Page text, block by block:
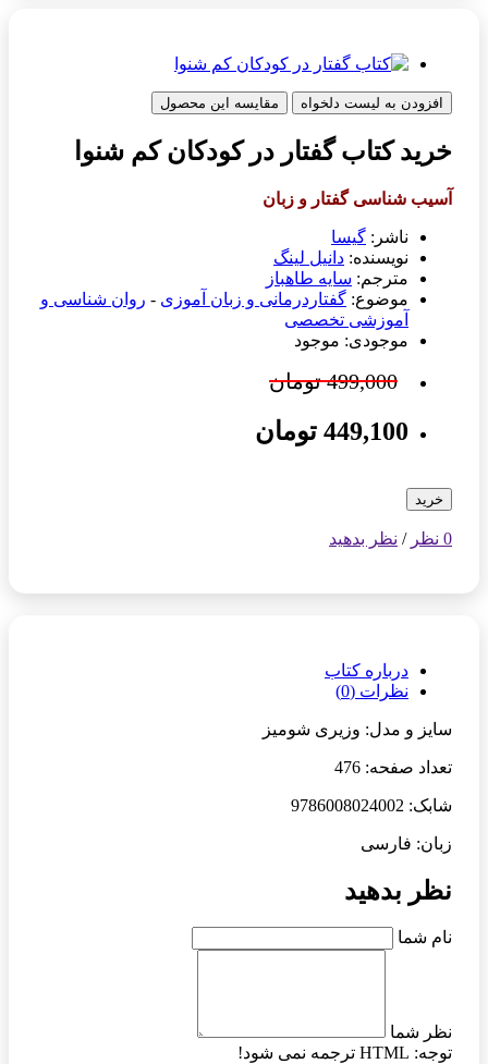
افزودن به لیست دلخواه مقایسه این محصول
خرید کتاب گفتار در کودکان کم شنوا
آسیب شناسی گفتار و زبان
ناشر: گیسا
نویسنده: دانیل لینگ
مترجم: سایه طاهباز
موضوع: گفتاردرمانی و زبان آموزی - روان شناسی و
آموزشی تخصصی
موجودی: موجود
499,000 تومان
449,100 تومان
خرید
0 نظر / نظر بدهید
درباره کتاب
نظرات (0)
سایز و مدل: وزیری شومیز
تعداد صفحه: 476
شابک: 9786008024002
زبان: فارسی
نظر بدهید
نام شما
نظر شما
توجه: